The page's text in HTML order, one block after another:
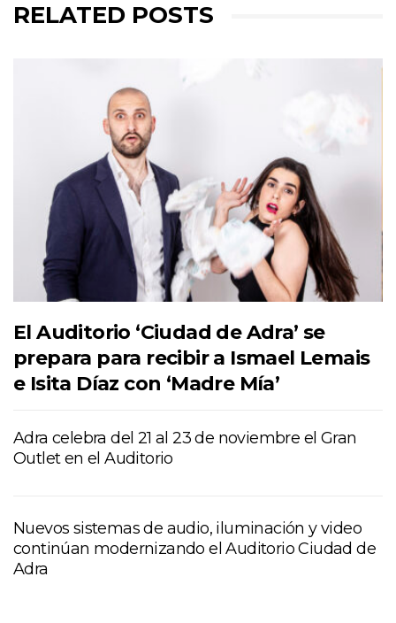
RELATED POSTS
El Auditorio ‘Ciudad de Adra’ se
prepara para recibir a Ismael Lemais
e Isita Díaz con ‘Madre Mía’
Adra celebra del 21 al 23 de noviembre el Gran
Outlet en el Auditorio
Nuevos sistemas de audio, iluminación y video
continúan modernizando el Auditorio Ciudad de
Adra